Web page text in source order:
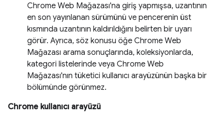
Chrome Web Mağazası'na giriş yapmışsa, uzantının
en son yayınlanan sürümünü ve pencerenin üst
kısmında uzantının kaldırıldığını belirten bir uyarı
görür. Ayrıca, söz konusu öğe Chrome Web
Mağazası arama sonuçlarında, koleksiyonlarda,
kategori listelerinde veya Chrome Web
Mağazası'nın tüketici kullanıcı arayüzünün başka bir
bölümünde görünmez.
Chrome kullanıcı arayüzü